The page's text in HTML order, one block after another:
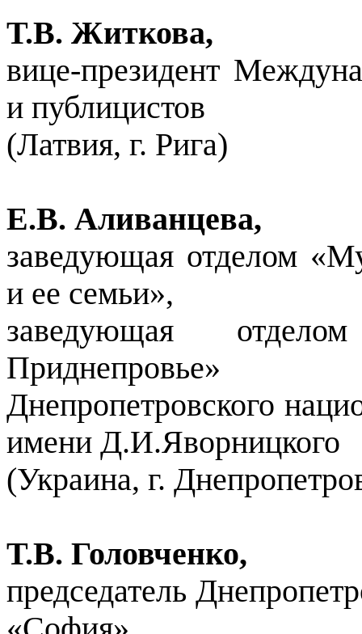
Т.В. Житкова,
вице-президент
и публицистов
(Латвия, г. Рига)
Е.В. Аливанцева,
заведующая отделом
и ее семьи»,
заведующая
Приднепровье»
Днепропетровского
имени Д.И.Яворницкого
(Украина, г.
Т.В. Головченко,
председатель